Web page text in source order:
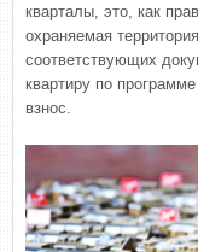
кварталы, это, как
охраняемая
соответствующих
квартиру по
взнос.